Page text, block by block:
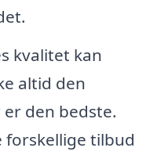
kvalitet kan
altid den
den bedste.
forskellige tilbud